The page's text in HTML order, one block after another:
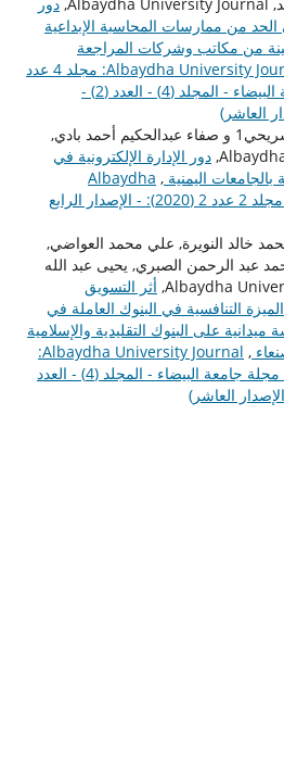
من ممارسات المحاسبة الإبداعية
من مكاتب وشركات المراجعة
Albaydha University Journal: مجلد 4 عدد
2 (2022): مجلة جامعة البيضاء - المجلد (4) - العدد (2) -
تيسير أحمد فرحان السريحي1 و صفاء عبدالحكيم أحمد بادي,
دور الإدارة الإلكترونية في
بالجامعات اليمنية ,
Albaydha
University Journal: مجلد 2 عدد 2 (2020): - الإصدار الرابع
خالد النويرة, علي محمد العواضي,
عبد الرحمن الصبري, يحيى عبد الله
أثر التسويق
التنافسية في البنوك العاملة في
ميدانية على البنوك التقليدية والإسلامية
,
Albaydha University Journal:
مجلد 4 عدد 2 (2022): مجلة جامعة البيضاء - المجلد (4) - العدد